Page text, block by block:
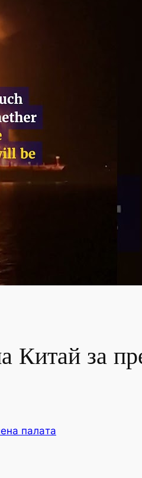
Китай за
палaта